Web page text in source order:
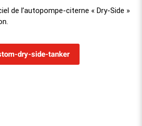
de l’autopompe-citerne « Dry-Side »
dry-side-tanker